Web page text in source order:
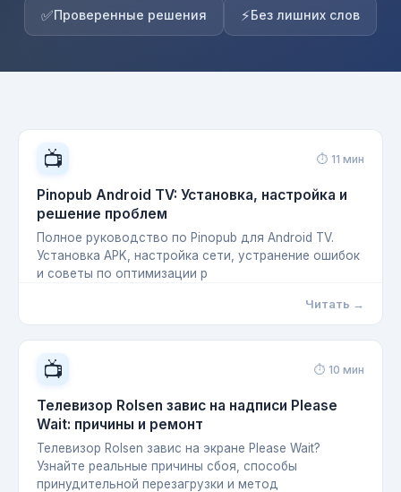
✅Проверенные решения ⚡Без лишних слов
📺 ⏱ 11 мин
Pinopub Android TV: Установка, настройка и
решение проблем
Полное руководство по Pinopub для Android TV.
Установка APK, настройка сети, устранение ошибок
и советы по оптимизации р
Читать →
📺 ⏱ 10 мин
Телевизор Rolsen завис на надписи Please
Wait: причины и ремонт
Телевизор Rolsen завис на экране Please Wait?
Узнайте реальные причины сбоя, способы
принудительной перезагрузки и метод